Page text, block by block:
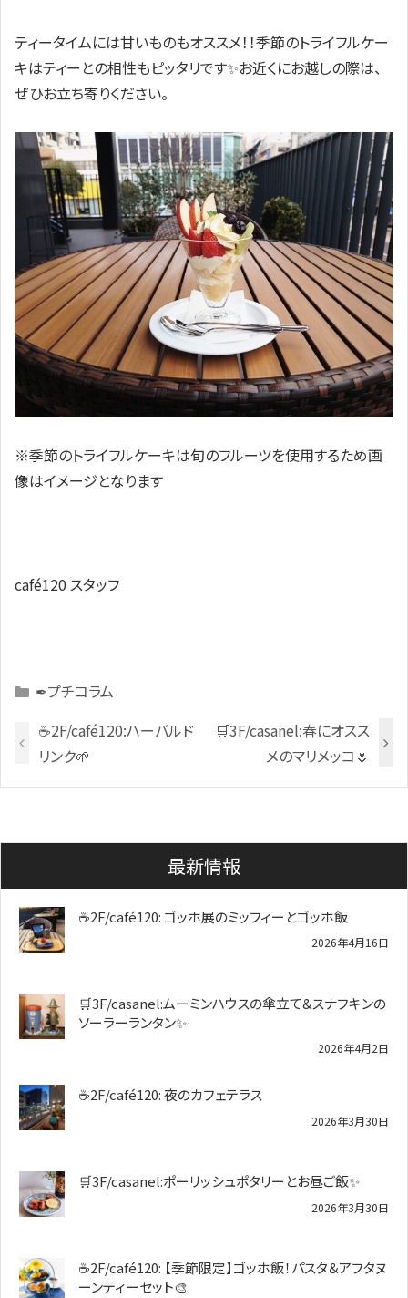
ティータイムには甘いものもオススメ！！季節のトライフルケー
キはティーとの相性もピッタリです✨お近くにお越しの際は、
ぜひお立ち寄りください。
※季節のトライフルケーキは旬のフルーツを使用するため画
像はイメージとなります
café120 スタッフ
Categories
✒プチコラム
☕2F/café120:ハーバルド
リンク🌱
🛒3F/casanel:春にオスス
メのマリメッコ🌷
最新情報
☕2F/café120: ゴッホ展のミッフィーとゴッホ飯
2026年4月16日
🛒3F/casanel:ムーミンハウスの傘立て&スナフキンの
ソーラーランタン✨️
2026年4月2日
☕2F/café120: 夜のカフェテラス
2026年3月30日
🛒3F/casanel:ポーリッシュポタリーとお昼ご飯✨
2026年3月30日
☕2F/café120: 【季節限定】ゴッホ飯！パスタ＆アフタヌ
ーンティーセット🎨